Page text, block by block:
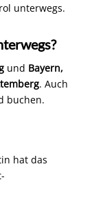
unterwegs.
und Bayern,
. Auch
buchen.
hat das